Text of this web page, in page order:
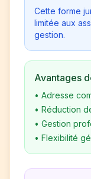
Cette forme
limitée aux
gestion.
Avantages
• Adresse
• Réduction
• Gestion
• Flexibilité